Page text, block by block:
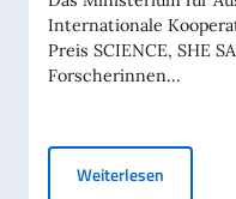
Internationale
Preis SCIENCE, SHE
Forscherinnen...
Weiterlesen